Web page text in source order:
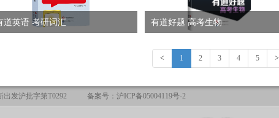
道英语 考研词汇 有道好题 高考生物
< 1 2 3 4 5 >
发沪批字第T0292 备案号：沪ICP备05004119号-2